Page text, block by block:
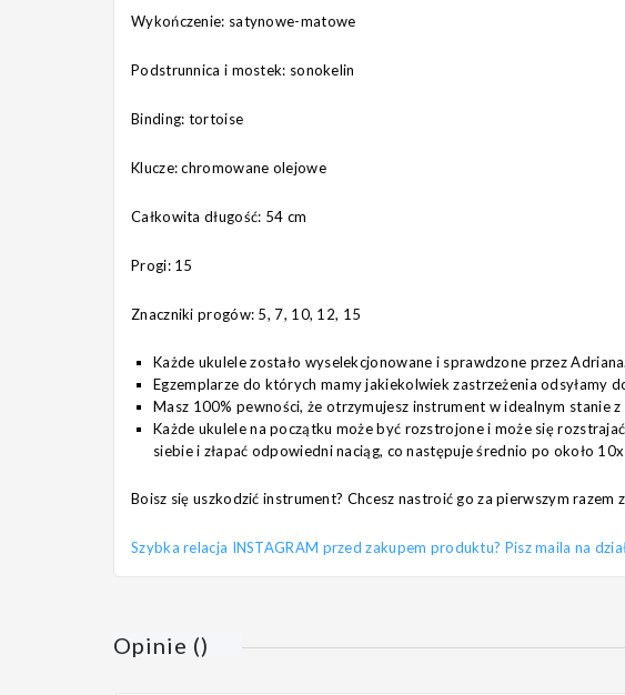
Wykończenie: satynowe-matowe
Podstrunnica i mostek: sonokelin
Binding: tortoise
Klucze: chromowane olejowe
Całkowita długość: 54 cm
Progi: 15
Znaczniki progów: 5, 7, 10, 12, 15
Każde ukulele zostało wyselekcjonowane i sprawdzone przez Adriana.
Egzemplarze do których mamy jakiekolwiek zastrzeżenia odsyłamy
Masz 100% pewności, że otrzymujesz instrument w idealnym stanie
Każde ukulele na początku może być rozstrojone i może się
siebie i złapać odpowiedni naciąg, co następuje średnio po około
Boisz się uszkodzić instrument? Chcesz nastroić go za pierwszym
Szybka relacja INSTAGRAM przed zakupem produktu? Pisz maila na
Opinie ()